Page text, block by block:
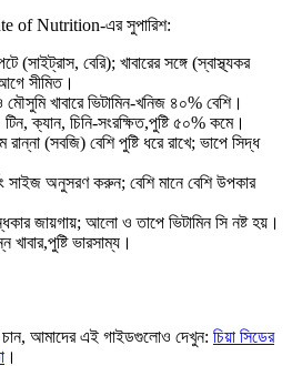
of Nutrition-এর সুপারিশ:
(সাইট্রাস, বেরি); খাবারের সঙ্গে (স্বাস্থ্যকর
সীমিত।
মৌসুমি খাবারে ভিটামিন-খনিজ ৪০% বেশি।
টিন, ক্যান, চিনি-সংরক্ষিত,পুষ্টি ৫০% কমে।
রান্না (সবজি) বেশি পুষ্টি ধরে রাখে; ভাপে সিদ্ধ
সাইজ অনুসরণ করুন; বেশি মানে বেশি উপকার
জায়গায়; আলো ও তাপে ভিটামিন সি নষ্ট হয়।
খাবার,পুষ্টি ভারসাম্য।
আমাদের এই গাইডগুলোও দেখুন: চিয়া সিডের
।